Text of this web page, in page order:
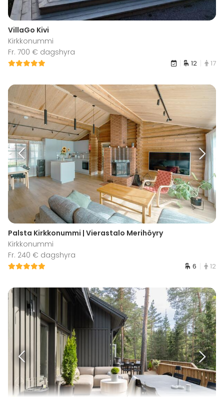
VillaGo Kivi
Kirkkonummi
Fr. 700 € dagshyra
12 17
Palsta Kirkkonummi | Vierastalo Merihöyry
Kirkkonummi
Fr. 240 € dagshyra
6 12